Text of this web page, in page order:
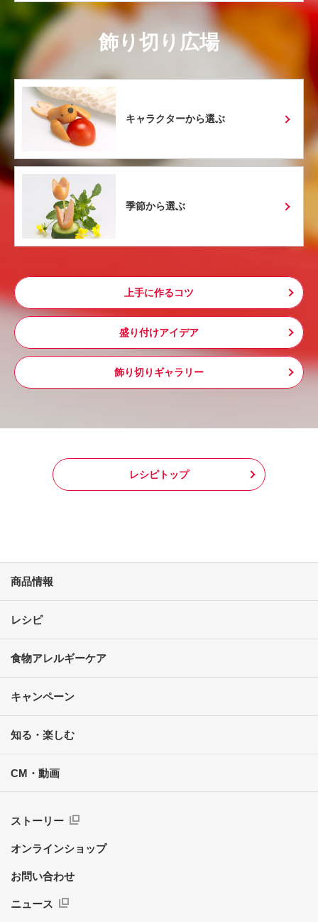
飾り切り広場
キャラクターから選ぶ
季節から選ぶ
上手に作るコツ
盛り付けアイデア
飾り切りギャラリー
レシピトップ
商品情報
レシピ
食物アレルギーケア
キャンペーン
知る・楽しむ
CM・動画
ストーリー
オンラインショップ
お問い合わせ
ニュース